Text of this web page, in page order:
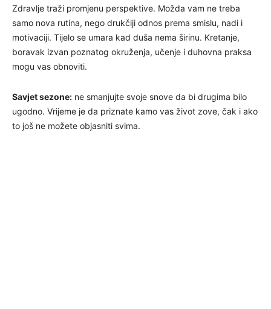
Zdravlje traži promjenu perspektive. Možda vam ne treba
samo nova rutina, nego drukčiji odnos prema smislu, nadi i
motivaciji. Tijelo se umara kad duša nema širinu. Kretanje,
boravak izvan poznatog okruženja, učenje i duhovna praksa
mogu vas obnoviti.
Savjet sezone: ne smanjujte svoje snove da bi drugima bilo
ugodno. Vrijeme je da priznate kamo vas život zove, čak i ako
to još ne možete objasniti svima.